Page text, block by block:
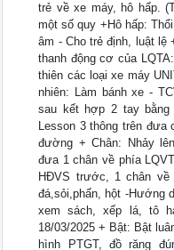
trẻ về xe máy, hô hấp.
một số quy +Hô hấp:
âm - Cho trẻ định, luật lệ
thanh động cơ của
thiên các loại xe máy
nhiên: Làm bánh xe -
sau kết hợp 2 tay
Lesson 3 thông trên đưa
đường + Chân: Nhảy
đưa 1 chân về phía
HĐVS trước, 1 chân về
đá,sỏi,phấn, hột -Hướng
xem sách, xếp lá, tô
18/03/2025 + Bật: Bật
hình PTGT, đồ răng